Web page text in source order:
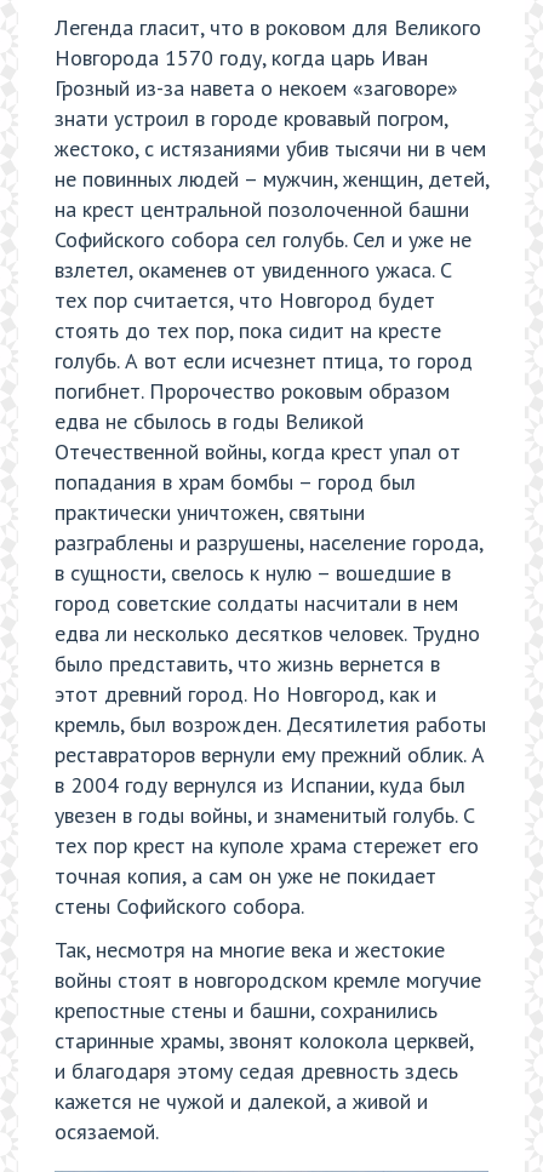
Легенда гласит, что в роковом для Великого
Новгорода 1570 году, когда царь Иван
Грозный из-за навета о некоем «заговоре»
знати устроил в городе кровавый погром,
жестоко, с истязаниями убив тысячи ни в чем
не повинных людей – мужчин, женщин, детей,
на крест центральной позолоченной башни
Софийского собора сел голубь. Сел и уже не
взлетел, окаменев от увиденного ужаса. С
тех пор считается, что Новгород будет
стоять до тех пор, пока сидит на кресте
голубь. А вот если исчезнет птица, то город
погибнет. Пророчество роковым образом
едва не сбылось в годы Великой
Отечественной войны, когда крест упал от
попадания в храм бомбы – город был
практически уничтожен, святыни
разграблены и разрушены, население города,
в сущности, свелось к нулю – вошедшие в
город советские солдаты насчитали в нем
едва ли несколько десятков человек. Трудно
было представить, что жизнь вернется в
этот древний город. Но Новгород, как и
кремль, был возрожден. Десятилетия работы
реставраторов вернули ему прежний облик. А
в 2004 году вернулся из Испании, куда был
увезен в годы войны, и знаменитый голубь. С
тех пор крест на куполе храма стережет его
точная копия, а сам он уже не покидает
стены Софийского собора.
Так, несмотря на многие века и жестокие
войны стоят в новгородском кремле могучие
крепостные стены и башни, сохранились
старинные храмы, звонят колокола церквей,
и благодаря этому седая древность здесь
кажется не чужой и далекой, а живой и
осязаемой.